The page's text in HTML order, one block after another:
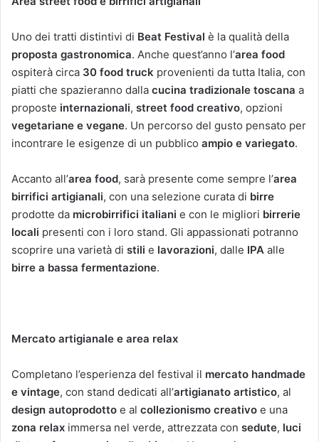
Uno dei tratti distintivi di Beat Festival è la qualità della
proposta gastronomica. Anche quest’anno l’area food
ospiterà circa 30 food truck provenienti da tutta Italia, con
piatti che spazieranno dalla cucina tradizionale toscana a
proposte internazionali, street food creativo, opzioni
vegetariane e vegane. Un percorso del gusto pensato per
incontrare le esigenze di un pubblico ampio e variegato.
Accanto all’area food, sarà presente come sempre l’area
birrifici artigianali, con una selezione curata di birre
prodotte da microbirrifici italiani e con le migliori birrerie
locali presenti con i loro stand. Gli appassionati potranno
scoprire una varietà di stili e lavorazioni, dalle IPA alle
birre a bassa fermentazione.
Mercato artigianale e area relax
Completano l’esperienza del festival il mercato handmade
e vintage, con stand dedicati all’artigianato artistico, al
design autoprodotto e al collezionismo creativo e una
zona relax immersa nel verde, attrezzata con sedute, luci